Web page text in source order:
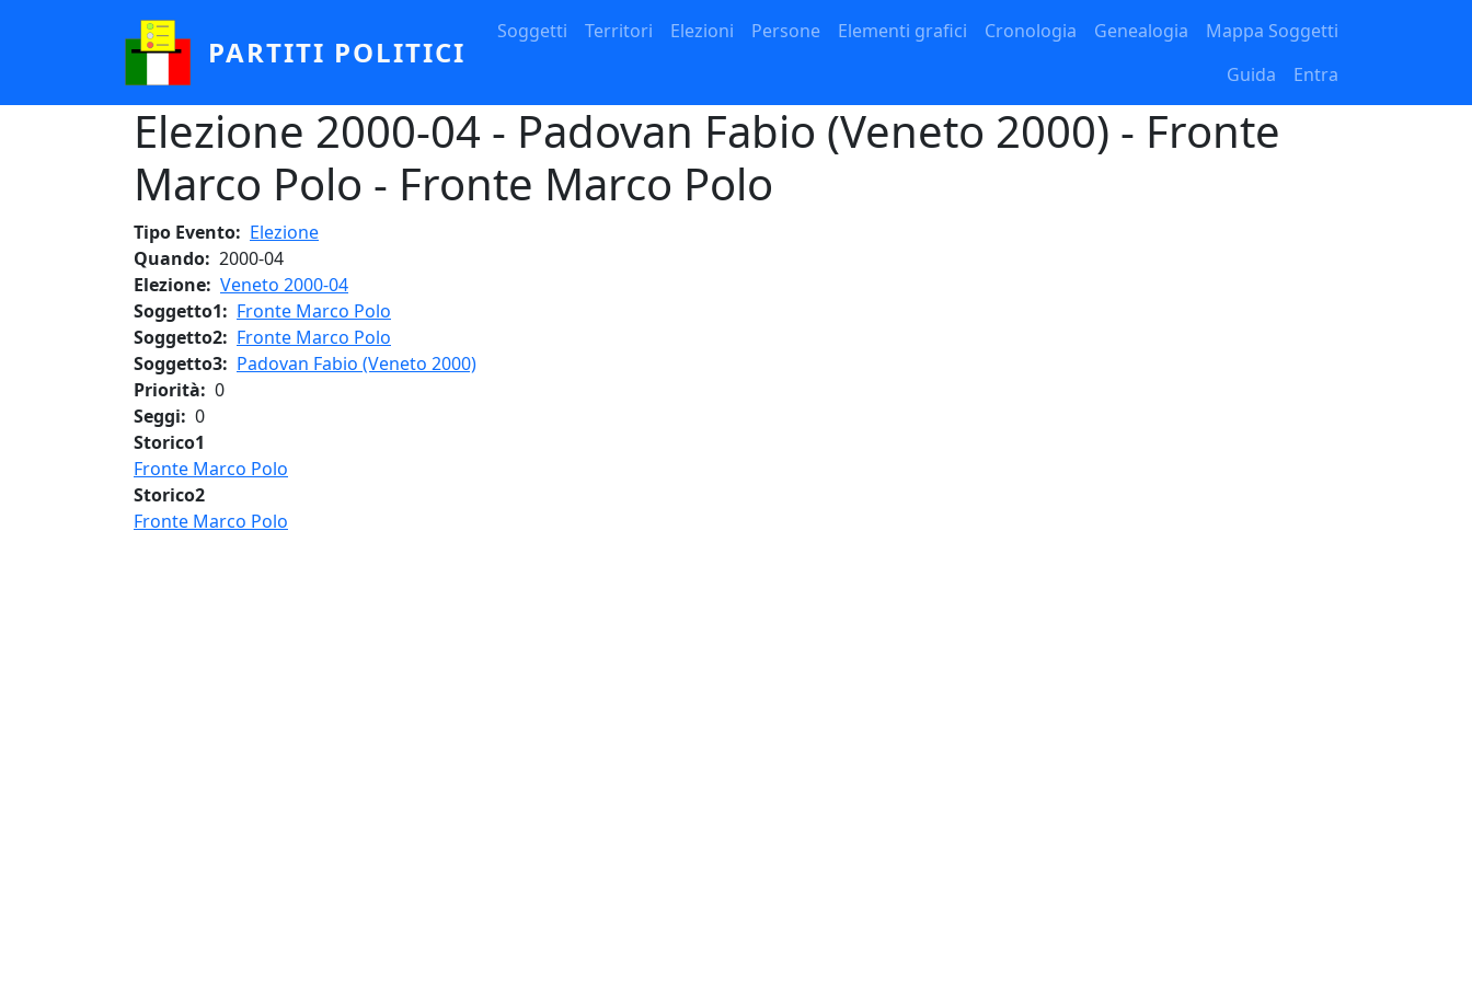
PARTITI POLITICI
Navigazione principale
Soggetti Territori Elezioni Persone Elementi grafici Cronologia Genealogia
Mappa Soggetti
Guida
Entra
Elezione 2000-04 - Padovan Fabio (Veneto 2000) - Fronte
Marco Polo - Fronte Marco Polo
Tipo Evento
Elezione
Quando 2000-04
Elezione Veneto 2000-04
Soggetto1
Fronte Marco Polo
Soggetto2
Fronte Marco Polo
Soggetto3
Padovan Fabio (Veneto 2000)
Priorità
0
Seggi
0
Storico1
Fronte Marco Polo
Storico2
Fronte Marco Polo